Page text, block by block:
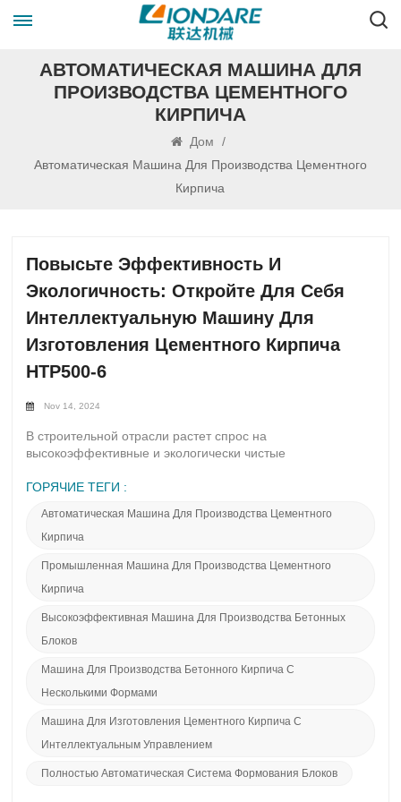
АВТОМАТИЧЕСКАЯ МАШИНА ДЛЯ
ПРОИЗВОДСТВА ЦЕМЕНТНОГО
КИРПИЧА
Дом
/
Автоматическая Машина Для Производства Цементного
Кирпича
Повысьте Эффективность И
Экологичность: Откройте Для Себя
Интеллектуальную Машину Для
Изготовления Цементного Кирпича
HTP500-6
Nov 14, 2024
В строительной отрасли растет спрос на
высокоэффективные и экологически чистые
автоматизированной и интеллектуальной машины для
многих компаний. Интеллектуальная машина для
производства цементного кирпича HTP500-6, выпущенная
рынке своей исключительной производительностью и
расширенными функциями автоматизации. 1. Обзор
цементного кирпичаHTP500-6 — это современная,
полностью автоматическая машина для производства
интеллектуальную технологию, высокую эффективность и
надежную конструкцию. Он поддерживает различное
производить широкий спектр типов и форм кирпича, что
делает его подходящим для различных строительных
преимуществаУсовершенствованная интеллектуальная
ГОРЯЧИЕ ТЕГИ :
Автоматическая Машина Для Производства Цементного
Кирпича
Промышленная Машина Для Производства Цементного
Кирпича
Высокоэффективная Машина Для Производства Бетонных
Блоков
Машина Для Производства Бетонного Кирпича С
Несколькими Формами
Машина Для Изготовления Цементного Кирпича С
Интеллектуальным Управлением
Полностью Автоматическая Система Формования Блоков